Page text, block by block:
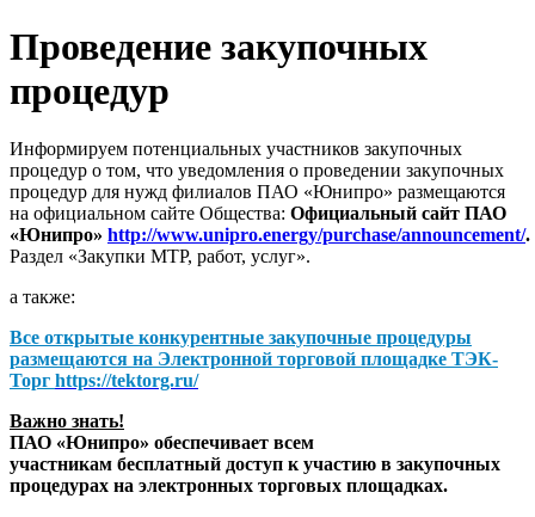
Проведение закупочных
процедур
Информируем потенциальных участников закупочных
процедур о том, что уведомления о проведении закупочных
процедур для нужд филиалов ПАО «Юнипро» размещаются
на официальном сайте Общества: Официальный сайт ПАО
«Юнипро» http://www.unipro.energy/purchase/announcement/.
Раздел «Закупки МТР, работ, услуг».
а также:
Все открытые конкурентные закупочные процедуры
размещаются на Электронной торговой площадке ТЭК-
Торг https://tektorg.ru/
Важно знать!
ПАО «Юнипро» обеспечивает всем
участникам бесплатный доступ к участию в закупочных
процедурах на электронных торговых площадках.